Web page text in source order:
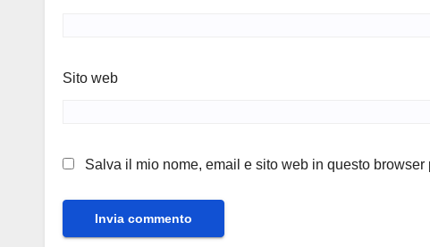
Sito web
Salva il mio nome, email e sito web in questo